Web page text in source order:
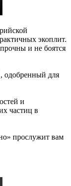
экоплит.
и не боятся
для
и
частиц в
прослужит вам